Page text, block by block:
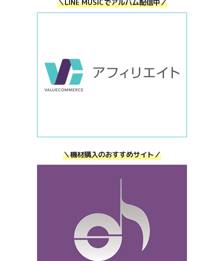
＼LINE MUSICでアルバム配信中／
＼機材購入のおすすめサイト／